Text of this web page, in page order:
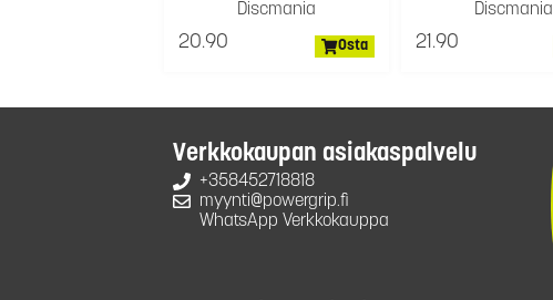
Discmania
20.90 Osta
Discmania
21.90
Verkkokaupan asiakaspalvelu
+358452718818
myynti@powergrip.fi
WhatsApp Verkkokauppa